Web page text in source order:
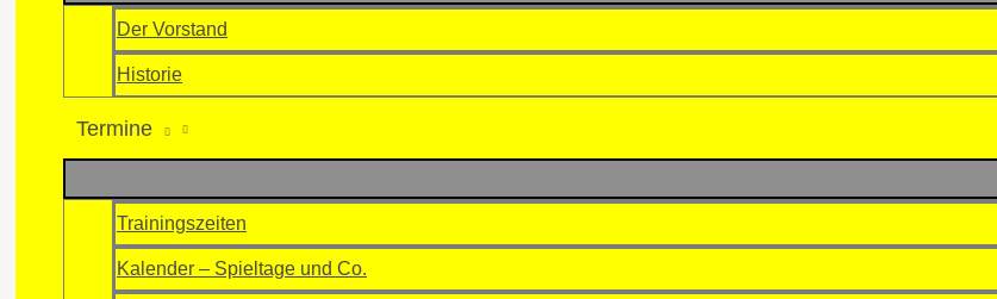
Der Vorstand
Historie
Termine
Trainingszeiten
Kalender – Spieltage und Co.